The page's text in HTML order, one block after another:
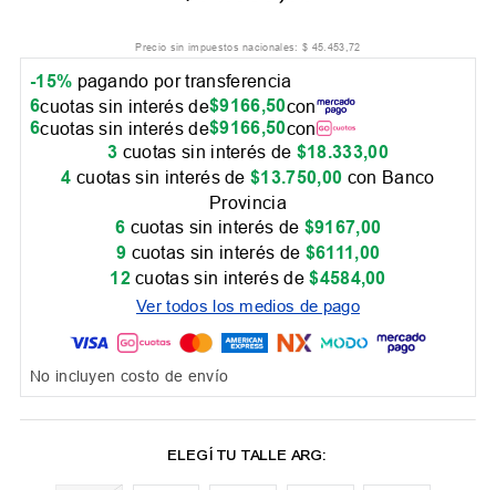
Precio sin impuestos nacionales: $ 45.453,72
-15% pagando por transferencia
6cuotas sin interés de$9166,50con
6cuotas sin interés de$9166,50con
3 cuotas sin interés de $18.333,00
4 cuotas sin interés de$13.750,00 con Banco
Provincia
6 cuotas sin interés de $9167,00
9 cuotas sin interés de $6111,00
12 cuotas sin interés de$4584,00
Ver todos los medios de pago
No incluyen costo de envío